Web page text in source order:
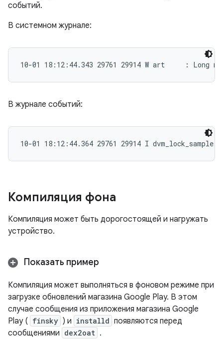
событий.
В системном журнале:
10-01 18:12:44.343 29761 29914 W art     : Long
В журнале событий:
10-01 18:12:44.364 29761 29914 I
Компиляция фона
Компиляция может быть дорогостоящей и нагружать
устройство.
Показать пример
Компиляция может выполняться в фоновом режиме при
загрузке обновлений магазина Google Play. В этом
случае сообщения из приложения магазина Google
Play ( finsky ) и installd появляются перед
сообщениями dex2oat .